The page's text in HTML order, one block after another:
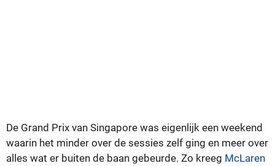
De Grand Prix van Singapore was eigenlijk een weekend
waarin het minder over de sessies zelf ging en meer over
alles wat er buiten de baan gebeurde. Zo kreeg McLaren